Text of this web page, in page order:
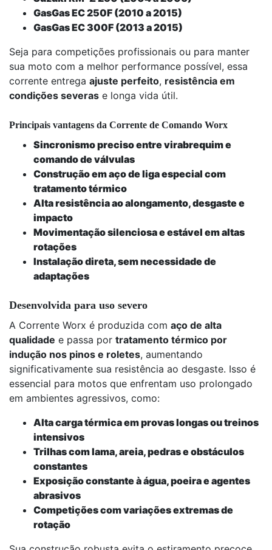
GasGas EC 250F (2010 a 2015)
GasGas EC 300F (2013 a 2015)
Seja para competições profissionais ou para manter
sua moto com a melhor performance possível, essa
corrente entrega ajuste perfeito, resistência em
condições severas e longa vida útil.
Principais vantagens da Corrente de Comando Worx
Sincronismo preciso entre virabrequim e
comando de válvulas
Construção em aço de liga especial com
tratamento térmico
Alta resistência ao alongamento, desgaste e
impacto
Movimentação silenciosa e estável em altas
rotações
Instalação direta, sem necessidade de
adaptações
Desenvolvida para uso severo
A Corrente Worx é produzida com aço de alta
qualidade e passa por tratamento térmico por
indução nos pinos e roletes, aumentando
significativamente sua resistência ao desgaste. Isso é
essencial para motos que enfrentam uso prolongado
em ambientes agressivos, como:
Alta carga térmica em provas longas ou treinos
intensivos
Trilhas com lama, areia, pedras e obstáculos
constantes
Exposição constante à água, poeira e agentes
abrasivos
Competições com variações extremas de
rotação